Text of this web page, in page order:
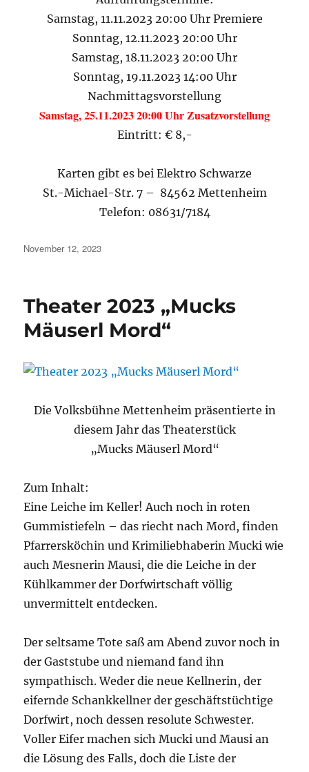
Samstag, 11.11.2023 20:00 Uhr Premiere
Sonntag, 12.11.2023 20:00 Uhr
Samstag, 18.11.2023 20:00 Uhr
Sonntag, 19.11.2023 14:00 Uhr
Nachmittagsvorstellung
Samstag, 25.11.2023 20:00 Uhr Zusatzvorstellung
Eintritt: € 8,-
Karten gibt es bei Elektro Schwarze
St.-Michael-Str. 7 – 84562 Mettenheim
Telefon: 08631/7184
Veröffentlicht
November 12, 2023
Theater 2023 „Mucks
Mäuserl Mord“
Die Volksbühne Mettenheim präsentierte in
diesem Jahr das Theaterstück
„Mucks Mäuserl Mord“
Zum Inhalt:
Eine Leiche im Keller! Auch noch in roten
Gummistiefeln – das riecht nach Mord, finden
Pfarrersköchin und Krimiliebhaberin Mucki wie
auch Mesnerin Mausi, die die Leiche in der
Kühlkammer der Dorfwirtschaft völlig
unvermittelt entdecken.
Der seltsame Tote saß am Abend zuvor noch in
der Gaststube und niemand fand ihn
sympathisch. Weder die neue Kellnerin, der
eifernde Schankkellner der geschäftstüchtige
Dorfwirt, noch dessen resolute Schwester.
Voller Eifer machen sich Mucki und Mausi an
die Lösung des Falls, doch die Liste der